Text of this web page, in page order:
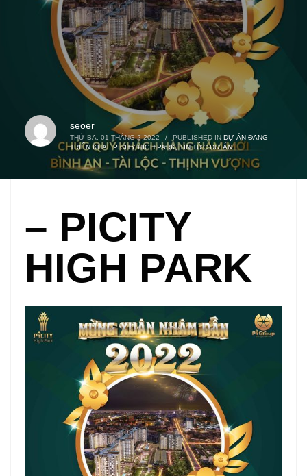
seoer
THỨ BA, 01 THÁNG 2 2022 / PUBLISHED IN DỰ ÁN ĐANG
TRIỂN KHAI,PICITY HIGH PARK,TIN TỨC DỰ ÁN
– PICITY
HIGH PARK